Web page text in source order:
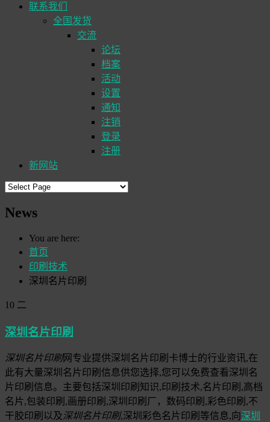
联系我们
全国发货
交流
论坛
档案
活动
设置
通知
注销
登录
注册
新网站
News
You are here:
首页
印刷技术
深圳名片印刷
10 二
深圳名片印刷
深圳名片印刷网专业提供深圳名片印刷卡博士的行业资讯,在
此有大量深圳名片印刷信息供您选择,您可以免费查看深圳名
片印刷信息。主要包括深圳印刷知识,印刷技术,名片印刷,高档
名片,包装印刷,画册印刷,深圳印刷厂，数码印刷,彩色印刷,不
干胶印刷以及深圳名片印刷,深圳彩色名片印刷等信息,向深圳